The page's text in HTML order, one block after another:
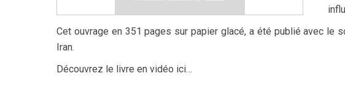
Cet ouvrage en 351 pages sur papier glacé, a été publié avec le
Iran.
Découvrez le livre en vidéo ici…